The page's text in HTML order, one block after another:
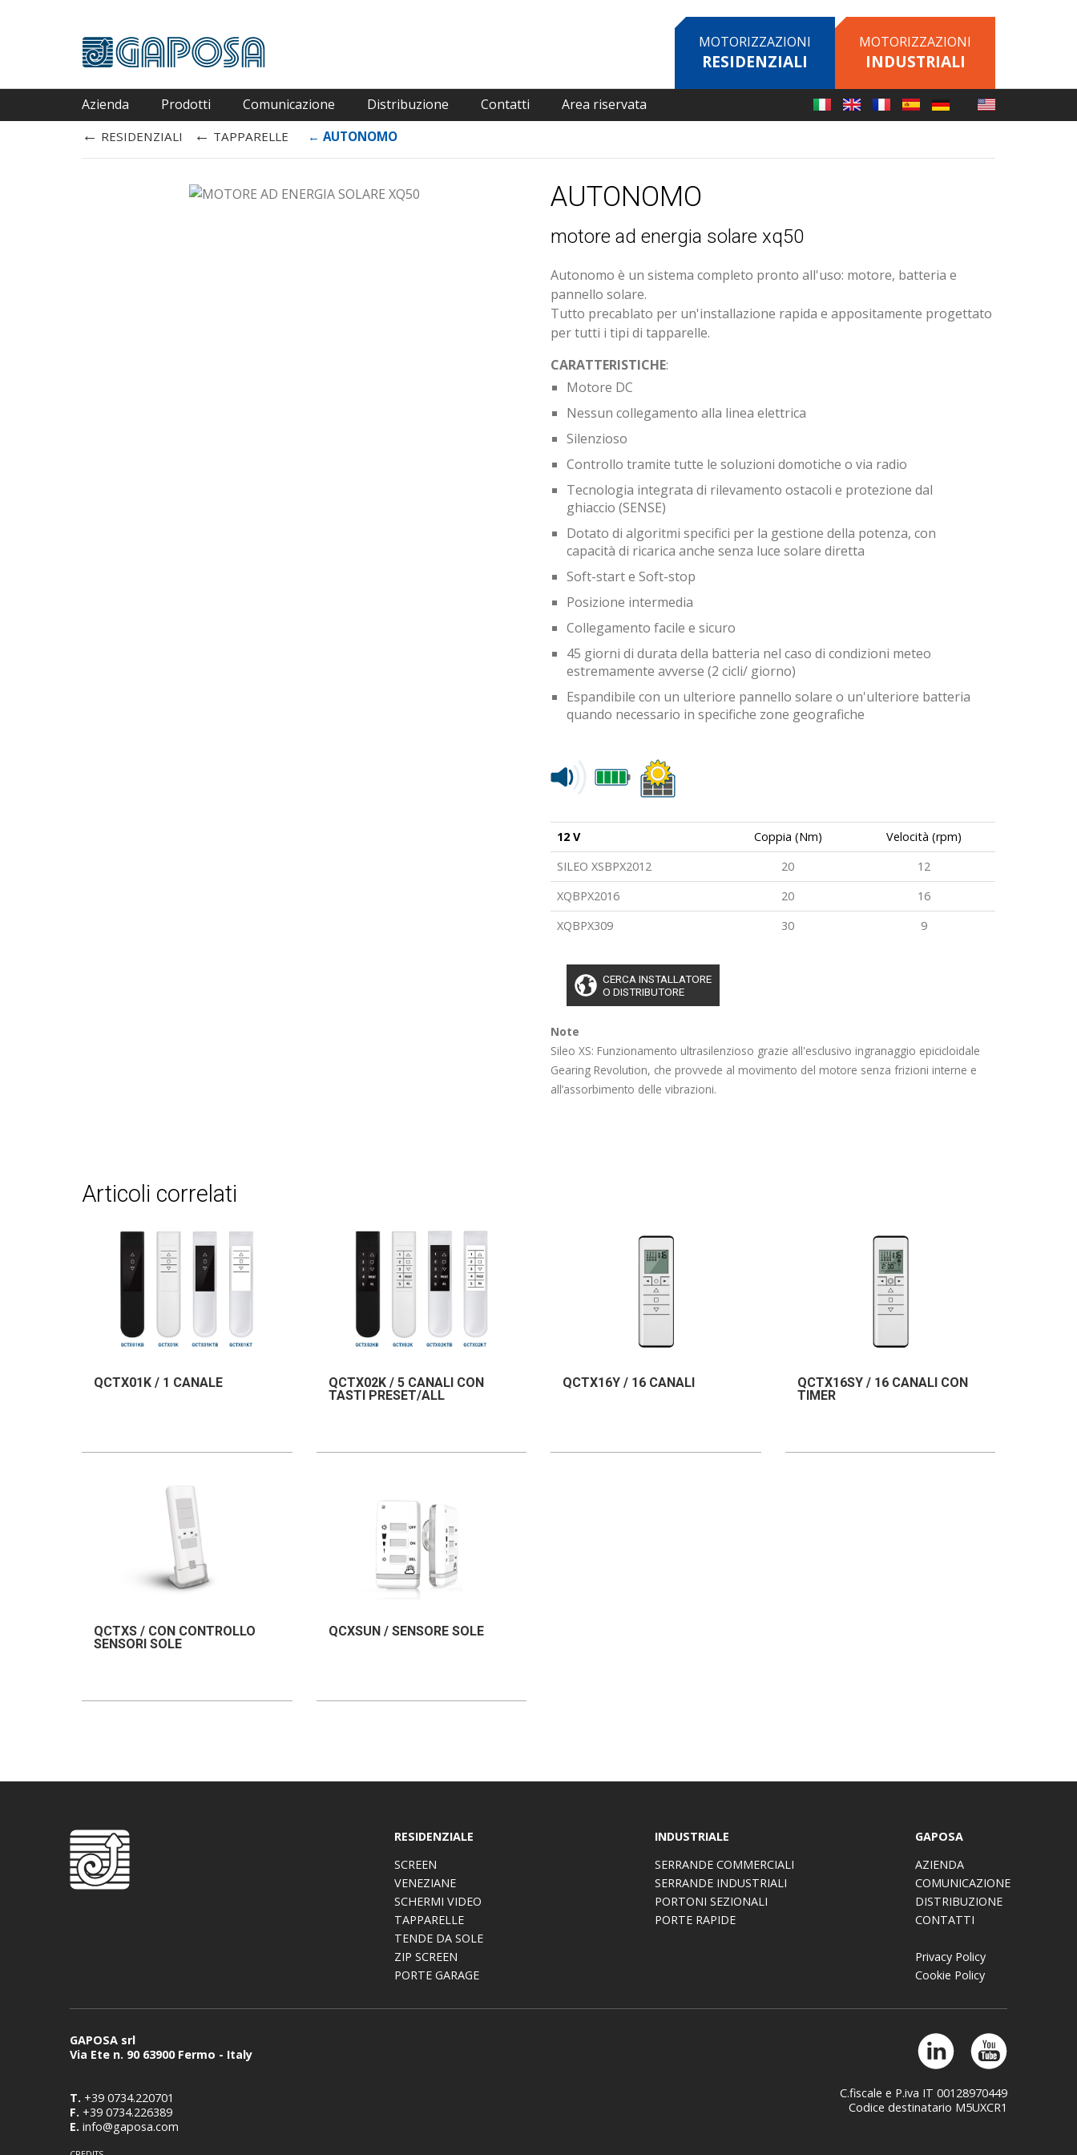
MOTORIZZAZIONI
RESIDENZIALI
MOTORIZZAZIONI
INDUSTRIALI
Azienda Prodotti Comunicazione Distribuzione Contatti Area riservata
← RESIDENZIALI ← TAPPARELLE ← AUTONOMO
AUTONOMO
motore ad energia solare xq50
Autonomo è un sistema completo pronto all'uso: motore, batteria e
pannello solare.
Tutto precablato per un'installazione rapida e appositamente progettato
per tutti i tipi di tapparelle.
CARATTERISTICHE:
Motore DC
Nessun collegamento alla linea elettrica
Silenzioso
Controllo tramite tutte le soluzioni domotiche o via radio
Tecnologia integrata di rilevamento ostacoli e protezione dal
ghiaccio (SENSE)
Dotato di algoritmi specifici per la gestione della potenza, con
capacità di ricarica anche senza luce solare diretta
Soft-start e Soft-stop
Posizione intermedia
Collegamento facile e sicuro
45 giorni di durata della batteria nel caso di condizioni meteo
estremamente avverse (2 cicli/ giorno)
Espandibile con un ulteriore pannello solare o un'ulteriore batteria
quando necessario in specifiche zone geografiche
12 V Coppia (Nm)
Velocità (rpm)
SILEO XSBPX2012
20
12
XQBPX2016
20
16
XQBPX309
30 9
CERCA INSTALLATORE
O DISTRIBUTORE
Note
Sileo XS: Funzionamento ultrasilenzioso grazie all'esclusivo ingranaggio epicicloidale
Gearing Revolution, che provvede al movimento del motore senza frizioni interne e
all’assorbimento delle vibrazioni.
articoli correlati
QCTX01K / 1 CANALE
QCTX02K / 5 CANALI CON
TASTI PRESET/ALL
QCTX16Y / 16 CANALI
QCTX16SY / 16 CANALI CON
TIMER
QCTXS / CON CONTROLLO
SENSORI SOLE
QCXSUN / SENSORE SOLE
RESIDENZIALE
SCREEN
VENEZIANE
SCHERMI VIDEO
TAPPARELLE
TENDE DA SOLE
ZIP SCREEN
PORTE GARAGE
INDUSTRIALE
SERRANDE COMMERCIALI
SERRANDE INDUSTRIALI
PORTONI SEZIONALI
PORTE RAPIDE
GAPOSA
AZIENDA
COMUNICAZIONE
DISTRIBUZIONE
CONTATTI
Privacy Policy
Cookie Policy
GAPOSA srl
Via Ete n. 90 63900 Fermo - Italy
T. +39 0734.220701
F. +39 0734.226389
E. info@gaposa.com
C.fiscale e P.iva IT 00128970449
Codice destinatario M5UXCR1